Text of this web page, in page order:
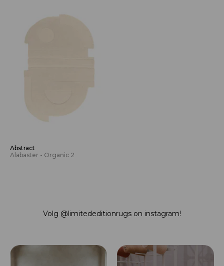
Abstract
Alabaster - Organic 2
Volg @limitededitionrugs on instagram!